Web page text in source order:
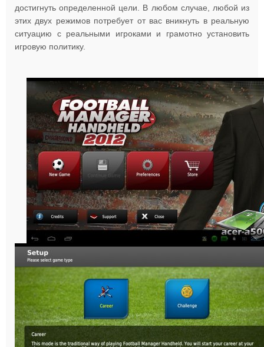
достигнуть определенной цели. В любом случае, любой из
этих двух режимов потребует от вас вникнуть в реальную
ситуацию с реальными игроками и грамотно установить
игровую политику.